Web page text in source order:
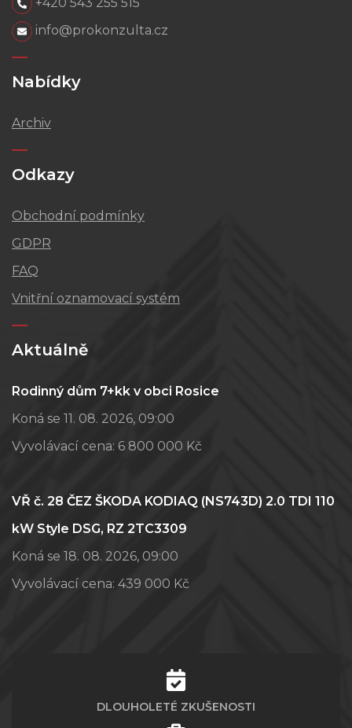
+420 543 255 515
info@prokonzulta.cz
Nabídky
Archiv
Odkazy
Obchodní podmínky
GDPR
FAQ
Vnitřní oznamovací systém
Aktuálně
Rodinný dům 7+kk v obci Rosice
Koná se 11. 08. 2026, 09:00
Vyvolávací cena: 6 800 000 Kč
VŘ č. 28 ČEZ ŠKODA KODIAQ (NS743D) 2.0 TDI 110
kW Style DSG, RZ 2TC3309
Koná se 18. 08. 2026, 09:00
Vyvolávací cena: 439 000 Kč
DLOUHOLETÉ ZKUŠENOSTI